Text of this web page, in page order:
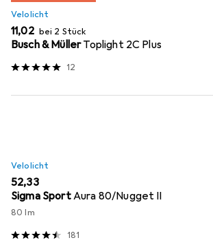
Velolicht
EUR
11,02 bei 2 Stück
Busch & MüllerToplight 2C Plus
12
Velolicht
EUR
52,33
Sigma SportAura 80/Nugget II
80 lm
181